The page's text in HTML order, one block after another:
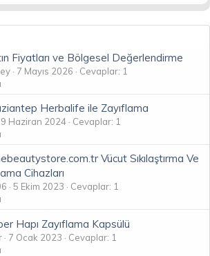
Fiyatları ve Bölgesel Değerlendirme
7 Mayıs 2026
Cevaplar: 1
Herbalife ile Zayıflama
9 Haziran 2024
Cevaplar: 1
Vücut Sıkılaştırma Ve
Cihazları
5 Ekim 2023
Cevaplar: 1
Hapı Zayıflama Kapsülü
7 Ocak 2023
Cevaplar: 1